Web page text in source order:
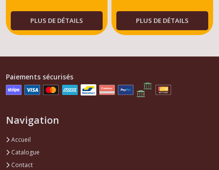
PLUS DE DÉTAILS PLUS DE DÉTAILS
Paiements sécurisés
Navigation
Accueil
Catalogue
Contact